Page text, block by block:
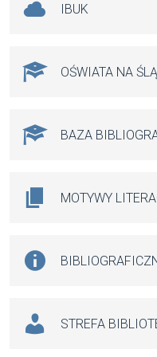
IBUK
OŚWIATA NA
BAZA
MOTYWY
STREFA